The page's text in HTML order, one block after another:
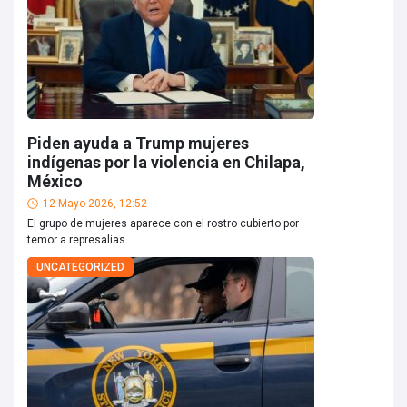
Piden ayuda a Trump mujeres
indígenas por la violencia en Chilapa,
México
12 Mayo 2026, 12:52
El grupo de mujeres aparece con el rostro cubierto por
temor a represalias
UNCATEGORIZED